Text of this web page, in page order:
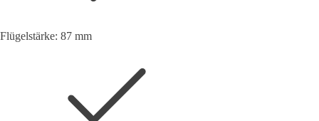
Flügelstärke: 87 mm